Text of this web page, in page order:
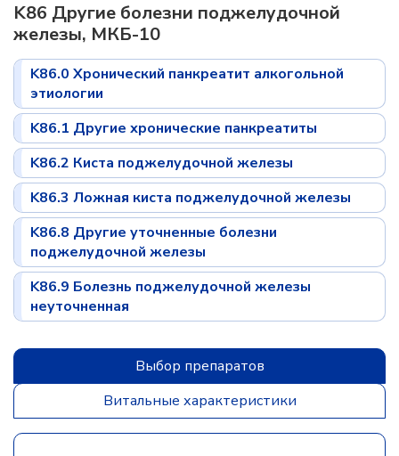
K86 Другие болезни поджелудочной
железы, МКБ-10
K86.0 Хронический панкреатит алкогольной
этиологии
K86.1 Другие хронические панкреатиты
K86.2 Киста поджелудочной железы
K86.3 Ложная киста поджелудочной железы
K86.8 Другие уточненные болезни
поджелудочной железы
K86.9 Болезнь поджелудочной железы
неуточненная
Выбор препаратов
Витальные характеристики